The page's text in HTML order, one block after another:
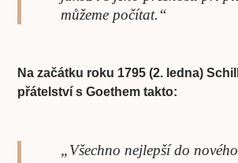
můžeme počítat.“
Na začátku roku 1795 (2. ledna)
přátelství s Goethem takto:
„Všechno nejlepší do